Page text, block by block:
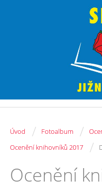
Úvod / Fotoalbum /
Ocenění knihovníků 2017 /
Ocenění